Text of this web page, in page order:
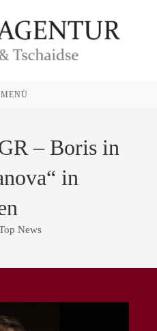
MENÜ
– Boris in
in
News